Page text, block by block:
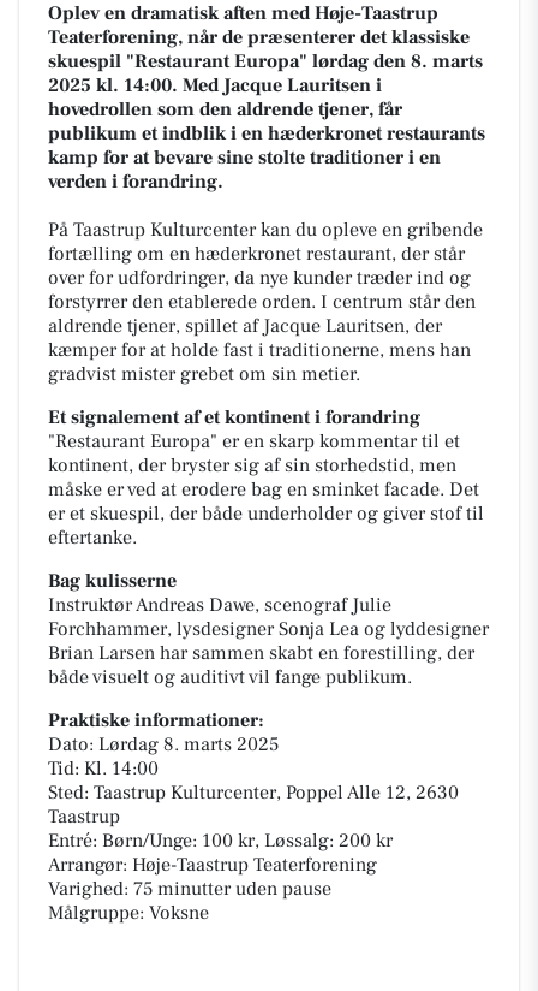
Oplev en dramatisk aften med Høje-Taastrup
Teaterforening, når de præsenterer det klassiske
skuespil "Restaurant Europa" lørdag den 8. marts
2025 kl. 14:00. Med Jacque Lauritsen i
hovedrollen som den aldrende tjener, får
publikum et indblik i en hæderkronet restaurants
kamp for at bevare sine stolte traditioner i en
verden i forandring.
På Taastrup Kulturcenter kan du opleve en gribende
fortælling om en hæderkronet restaurant, der står
over for udfordringer, da nye kunder træder ind og
forstyrrer den etablerede orden. I centrum står den
aldrende tjener, spillet af Jacque Lauritsen, der
kæmper for at holde fast i traditionerne, mens han
gradvist mister grebet om sin metier.
Et signalement af et kontinent i forandring
"Restaurant Europa" er en skarp kommentar til et
kontinent, der bryster sig af sin storhedstid, men
måske er ved at erodere bag en sminket facade. Det
er et skuespil, der både underholder og giver stof til
eftertanke.
Bag kulisserne
Instruktør Andreas Dawe, scenograf Julie
Forchhammer, lysdesigner Sonja Lea og lyddesigner
Brian Larsen har sammen skabt en forestilling, der
både visuelt og auditivt vil fange publikum.
Praktiske informationer:
Dato: Lørdag 8. marts 2025
Tid: Kl. 14:00
Sted: Taastrup Kulturcenter, Poppel Alle 12, 2630
Taastrup
Entré: Børn/Unge: 100 kr, Løssalg: 200 kr
Arrangør: Høje-Taastrup Teaterforening
Varighed: 75 minutter uden pause
Målgruppe: Voksne